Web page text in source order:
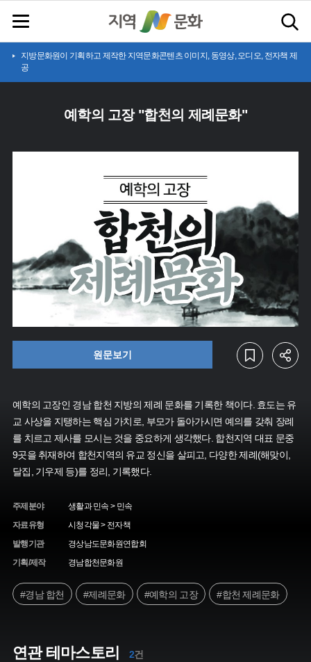
지방문화원이 기획하고 제작한 지역문화콘텐츠 이미지, 동영상, 오디오, 전자책 제
공
예학의 고장 "합천의 제례문화"
예학의 고장인 경남 합천 지방의 제례 문화를 기록한 책이다. 효도는 유
교 사상을 지탱하는 핵심 가치로, 부모가 돌아가시면 예의를 갖춰 장례
를 치르고 제사를 모시는 것을 중요하게 생각했다. 합천지역 대표 문중
9곳을 취재하여 합천지역의 유교 정신을 살피고, 다양한 제례(해맞이,
달집, 기우제 등)를 정리, 기록했다.
주제분야
생활과 민속 > 민속
자료유형
시청각물 > 전자책
발행기관
경상남도문화원연합회
기획/제작
경남합천문화원
원문보기
#경남 합천 #제례문화 #예학의 고장 #합천 제례문화
연관 테마스토리 2건